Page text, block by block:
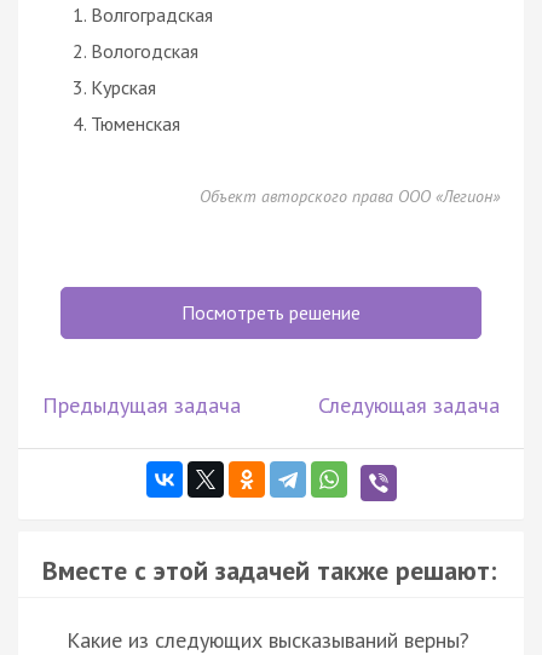
Волгоградская
Вологодская
Курская
Тюменская
Объект авторского права ООО «Легион»
Посмотреть решение
Предыдущая задача Следующая задача
Вместе с этой задачей также решают:
Какие из следующих высказываний верны?